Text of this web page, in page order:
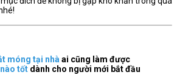
móng tại nhàai cũng làm được
tốt dành cho người mới bắt đầu